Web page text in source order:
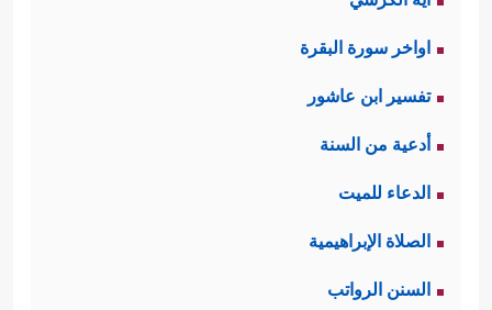
اواخر سورة البقرة
تفسير ابن عاشور
أدعية من السنة
الدعاء للميت
الصلاة الإبراهيمية
السنن الرواتب